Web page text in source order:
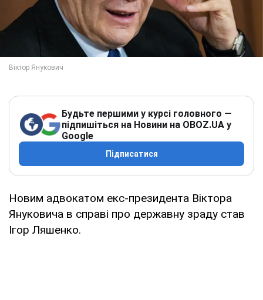
Будьте першими у курсі головного —
підпишіться на Новини на OBOZ.UA у
Google
Підписатися
Новим адвокатом екс-президента Віктора
Януковича в справі про державну зраду став
Ігор Ляшенко.